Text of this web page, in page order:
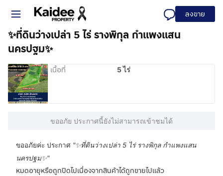
ลงขาย
✨ที่ดินว่างเปล่า 5 ไร่ รางพิกุล กำแพงแสน
นครปฐม✨
เนื้อที่ 5 ไร่
ขออภัย ประกาศนี้ยังไม่สามารถเข้าชมได้
ขออภัยค่ะ ประกาศ "✨ที่ดินว่างเปล่า 5 ไร่ รางพิกุล กำแพงแสน
นครปฐม✨"
หมดอายุหรือถูกปิดไปเนื่องจากสินค้าได้ถูกขายไปแล้ว